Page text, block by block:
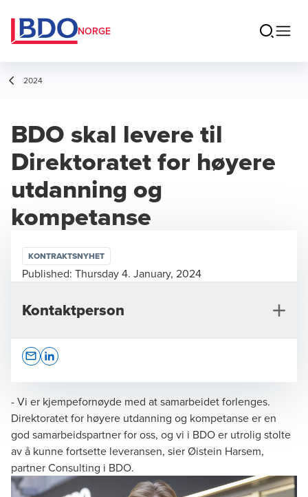
NORGE
2024
BDO skal levere til
Direktoratet for høyere
utdanning og
kompetanse
- Vi er kjempefornøyde med at samarbeidet forlenges.
Direktoratet for høyere utdanning og kompetanse er en
god samarbeidspartner for oss, og vi i BDO er utrolig stolte
av å kunne fortsette leveransen, sier Øistein Harsem,
partner Consulting i BDO.
KONTRAKTSNYHET
Published: Thursday 4. January, 2024
Kontaktperson
Øistein Harsem
Partner Consulting